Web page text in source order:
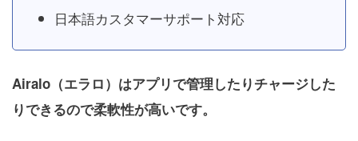
日本語カスタマーサポート対応
Airalo（エラロ）はアプリで管理したりチャージした
りできるので柔軟性が高いです。